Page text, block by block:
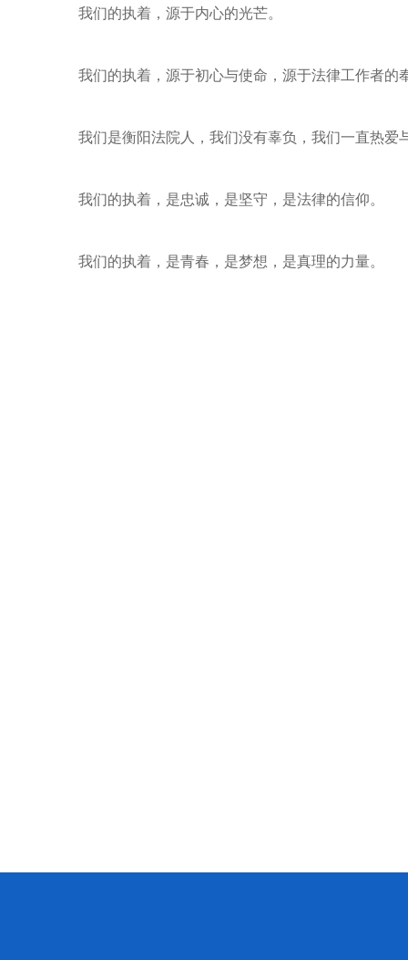
我们的执着，源于内心的光芒。
我们的执着，源于初心与使命，源于法律工作者的
我们是衡阳法院人，我们没有辜负，我们一直热爱
我们的执着，是忠诚，是坚守，是法律的信仰。
我们的执着，是青春，是梦想，是真理的力量。